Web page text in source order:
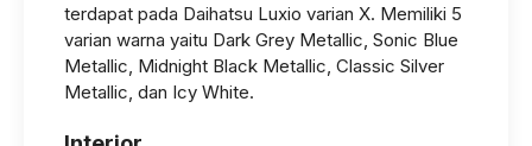
terdapat pada Daihatsu Luxio varian X. Memiliki 5
varian warna yaitu Dark Grey Metallic, Sonic Blue
Metallic, Midnight Black Metallic, Classic Silver
Metallic, dan Icy White.